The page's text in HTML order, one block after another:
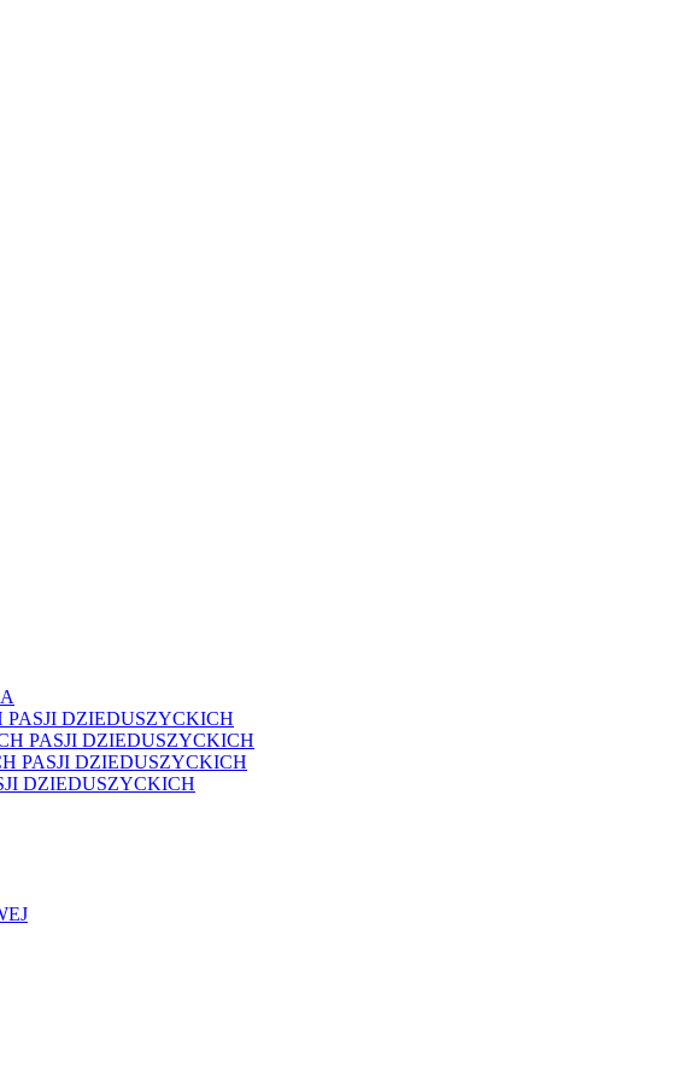
DZIEDUSZYCKICH
PASJI DZIEDUSZYCKICH
PASJI DZIEDUSZYCKICH
DZIEDUSZYCKICH